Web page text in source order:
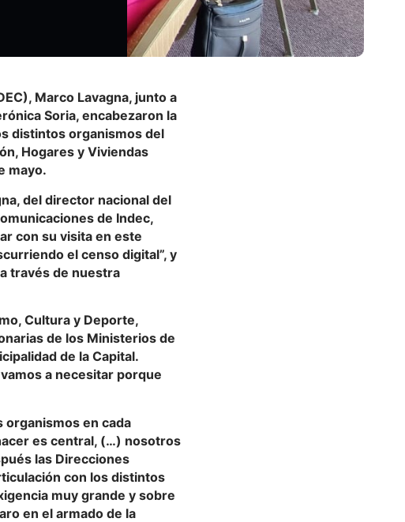
Marco Lavagna, junto a
Soria, encabezaron la
distintos organismos del
Hogares y Viviendas
mayo.
del director nacional del
de Indec,
con su visita en este
el censo digital”, y
través de nuestra
Cultura y Deporte,
de los Ministerios de
de la Capital.
a necesitar porque
organismos en cada
es central, (…) nosotros
las Direcciones
con los distintos
muy grande y sobre
en el armado de la